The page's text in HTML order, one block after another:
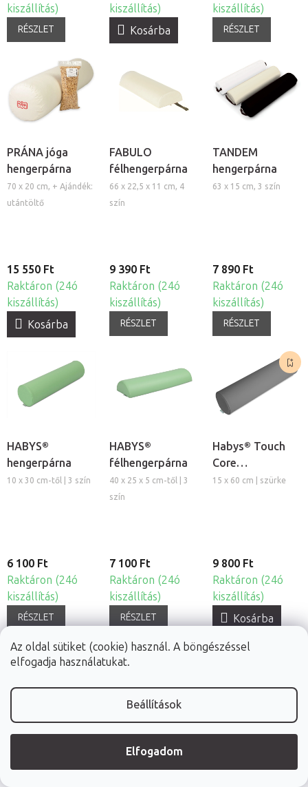
Az oldal sütiket (cookie) használ. A böngészéssel
elfogadja használatukat.
Beállítások
Elfogadom
kiszállítás)
RÉSZLET
kiszállítás)
Kosárba
kiszállítás)
RÉSZLET
PRÁNA jóga
hengerpárna
70 x 20 cm, + Ajándék:
utántöltő
15 550 Ft
Raktáron (24ó
kiszállítás)
Kosárba
FABULO
félhengerpárna
66 x 22,5 x 11 cm, 4
szín
9 390 Ft
Raktáron (24ó
kiszállítás)
RÉSZLET
TANDEM
hengerpárna
63 x 15 cm, 3 szín
7 890 Ft
Raktáron (24ó
kiszállítás)
RÉSZLET
HABYS®
hengerpárna
10 x 30 cm-től | 3 szín
6 100 Ft
Raktáron (24ó
kiszállítás)
RÉSZLET
HABYS®
félhengerpárna
40 x 25 x 5 cm-től | 3
szín
7 100 Ft
Raktáron (24ó
kiszállítás)
RÉSZLET
Habys® Touch
Core
hengerpárna
15 x 60 cm | szürke
9 800 Ft
Raktáron (24ó
kiszállítás)
Kosárba
Habys® Touch
félhengerpárna